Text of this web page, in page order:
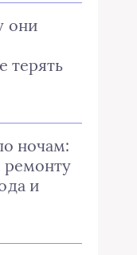
они
терять
ночам:
ремонту
и